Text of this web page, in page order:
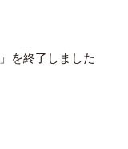
を終了しました